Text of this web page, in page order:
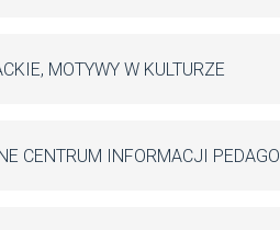
MOTYWY W KULTURZE
CENTRUM INFORMACJI